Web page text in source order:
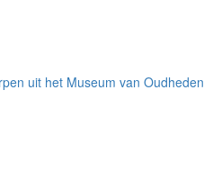
uit het Museum van